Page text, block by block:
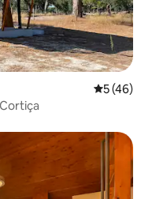
5 (46)